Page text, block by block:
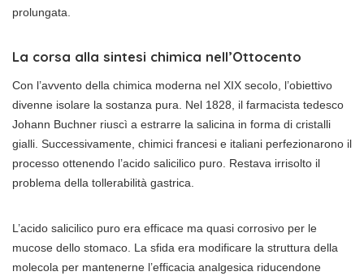
prolungata.
La corsa alla sintesi chimica nell’Ottocento
Con l’avvento della chimica moderna nel XIX secolo, l’obiettivo
divenne isolare la sostanza pura. Nel 1828, il farmacista tedesco
Johann Buchner riuscì a estrarre la salicina in forma di cristalli
gialli. Successivamente, chimici francesi e italiani perfezionarono il
processo ottenendo l’acido salicilico puro. Restava irrisolto il
problema della tollerabilità gastrica.
L’acido salicilico puro era efficace ma quasi corrosivo per le
mucose dello stomaco. La sfida era modificare la struttura della
molecola per mantenerne l’efficacia analgesica riducendone